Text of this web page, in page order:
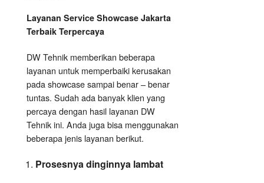
Layanan Service Showcase Jakarta
Terbaik Terpercaya
DW Tehnik memberikan beberapa
layanan untuk memperbaiki kerusakan
pada showcase sampai benar – benar
tuntas. Sudah ada banyak klien yang
percaya dengan hasil layanan DW
Tehnik ini. Anda juga bisa menggunakan
beberapa jenis layanan berikut.
Prosesnya dinginnya lambat